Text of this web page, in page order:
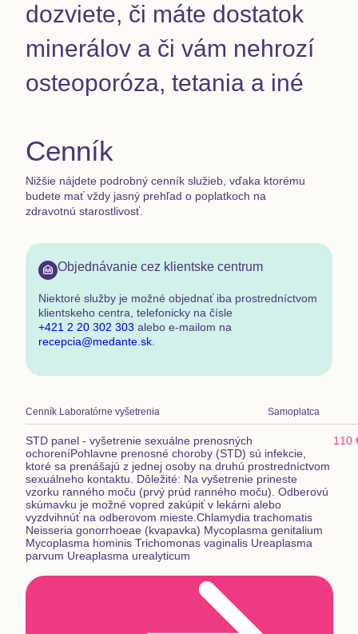
dozviete, či máte dostatok
minerálov a či vám nehrozí
osteoporóza, tetania a iné
Cenník
Nižšie nájdete podrobný cenník služieb, vďaka ktorému
budete mať vždy jasný prehľad o poplatkoch na
zdravotnú starostlivosť.
Objednávanie cez klientske centrum
Niektoré služby je možné objednať iba prostredníctvom
klientskeho centra telefonicky na čísle
+421 2 20 302 303 alebo e-mailom na
recepcia@medante.sk
Cenník Laboratórne vyšetrenia Samoplatca
STD panel - vyšetrenie sexuálne prenosných
ochoreníPohlavne prenosné choroby (STD) sú infekcie,
ktoré sa prenášajú z jednej osoby na druhú prostredníctvom
sexuálneho kontaktu. Dôležité: Na vyšetrenie prineste
vzorku ranného moču (prvý prúd ranného moču). Odberovú
skúmavku je možné vopred zakúpiť v lekárni alebo
vyzdvihnúť na odberovom mieste. Chlamydia trachomatis
Neisseria gonorrhoeae (kvapavka) Mycoplasma genitalium
Mycoplasma hominis Trichomonas vaginalis Ureaplasma
parvum Ureaplasma urealyticum
110